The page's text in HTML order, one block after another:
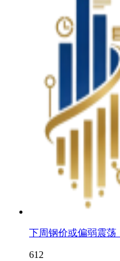
下周钢价或偏弱震荡
612